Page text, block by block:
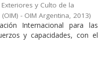
y Culto de la
- OIM Argentina, 2013)
Internacional para las
y capacidades, con el